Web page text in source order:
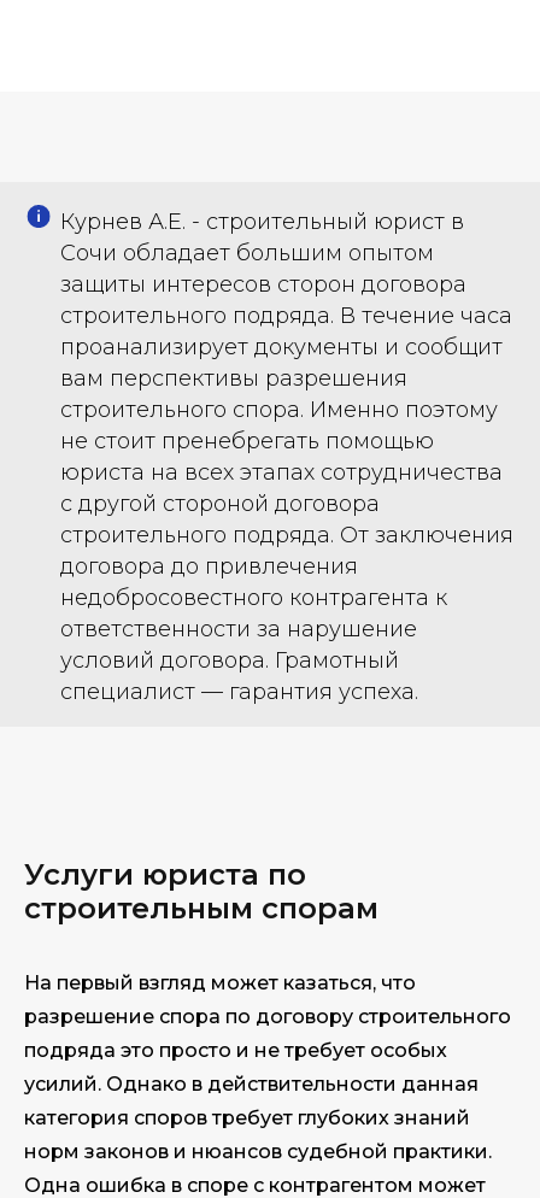
Курнев А.Е. - строительный юрист в
Сочи обладает большим опытом
защиты интересов сторон договора
строительного подряда. В течение часа
проанализирует документы и сообщит
вам перспективы разрешения
строительного спора. Именно поэтому
не стоит пренебрегать помощью
юриста на всех этапах сотрудничества
с другой стороной договора
строительного подряда. От заключения
договора до привлечения
недобросовестного контрагента к
ответственности за нарушение
условий договора. Грамотный
специалист — гарантия успеха.
Услуги юриста по
строительным спорам
На первый взгляд может казаться, что
разрешение спора по договору строительного
подряда это просто и не требует особых
усилий. Однако в действительности данная
категория споров требует глубоких знаний
норм законов и нюансов судебной практики.
Одна ошибка в споре с контрагентом может